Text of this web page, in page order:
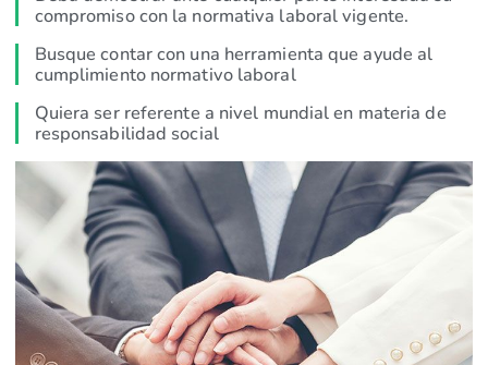
compromiso con la normativa laboral vigente.
Busque contar con una herramienta que ayude al
cumplimiento normativo laboral
Quiera ser referente a nivel mundial en materia de
responsabilidad social